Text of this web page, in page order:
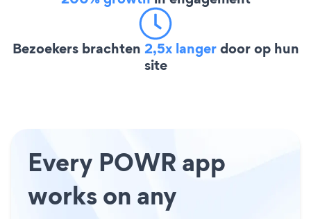
Bezoekers brachten 2,5x langerdoor op hun
site
Every POWR app
works on any